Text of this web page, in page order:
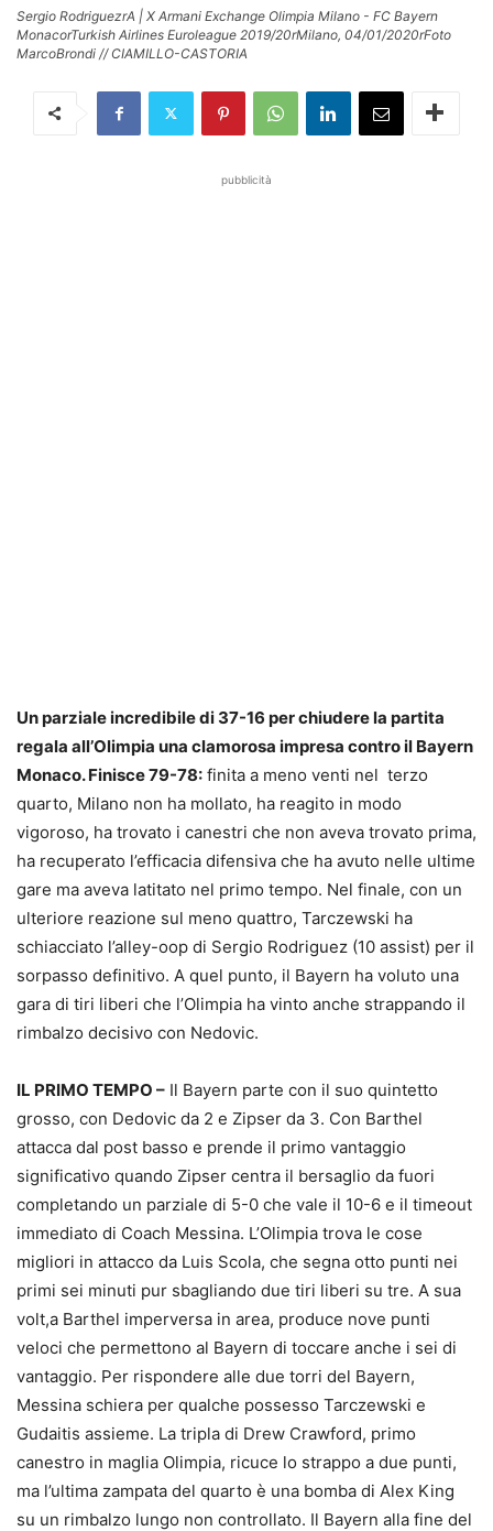
Sergio RodriguezrA | X Armani Exchange Olimpia Milano - FC Bayern
MonacorTurkish Airlines Euroleague 2019/20rMilano, 04/01/2020rFoto
MarcoBrondi // CIAMILLO-CASTORIA
pubblicità
Un parziale incredibile di 37-16 per chiudere la partita
regala all’Olimpia una clamorosa impresa contro il Bayern
Monaco. Finisce 79-78: finita a meno venti nel terzo
quarto, Milano non ha mollato, ha reagito in modo
vigoroso, ha trovato i canestri che non aveva trovato prima,
ha recuperato l’efficacia difensiva che ha avuto nelle ultime
gare ma aveva latitato nel primo tempo. Nel finale, con un
ulteriore reazione sul meno quattro, Tarczewski ha
schiacciato l’alley-oop di Sergio Rodriguez (10 assist) per il
sorpasso definitivo. A quel punto, il Bayern ha voluto una
gara di tiri liberi che l’Olimpia ha vinto anche strappando il
rimbalzo decisivo con Nedovic.
IL PRIMO TEMPO – Il Bayern parte con il suo quintetto
grosso, con Dedovic da 2 e Zipser da 3. Con Barthel
attacca dal post basso e prende il primo vantaggio
significativo quando Zipser centra il bersaglio da fuori
completando un parziale di 5-0 che vale il 10-6 e il timeout
immediato di Coach Messina. L’Olimpia trova le cose
migliori in attacco da Luis Scola, che segna otto punti nei
primi sei minuti pur sbagliando due tiri liberi su tre. A sua
volt,a Barthel imperversa in area, produce nove punti
veloci che permettono al Bayern di toccare anche i sei di
vantaggio. Per rispondere alle due torri del Bayern,
Messina schiera per qualche possesso Tarczewski e
Gudaitis assieme. La tripla di Drew Crawford, primo
canestro in maglia Olimpia, ricuce lo strappo a due punti,
ma l’ultima zampata del quarto è una bomba di Alex King
su un rimbalzo lungo non controllato. Il Bayern alla fine del